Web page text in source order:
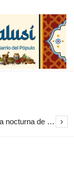
Sorteados los toros de San Pelayo para la nocturna de rejones en El Puerto de Santa María ›